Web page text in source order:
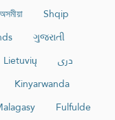
অসমীয়া
Shqip
ગુજરાતી
Lietuvių
دری
Kinyarwanda
Fulfulde